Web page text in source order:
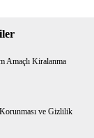
Amaçlı Kiralanma
ve Gizlilik